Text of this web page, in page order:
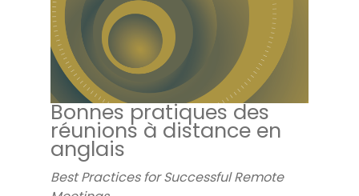
Bonnes pratiques des
réunions à distance en
anglais
Best Practices for Successful Remote